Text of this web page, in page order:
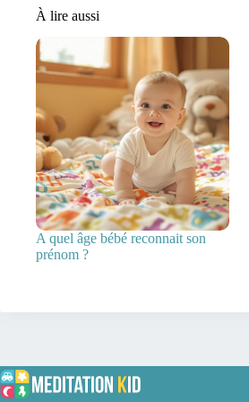
À lire aussi
A quel âge bébé reconnait son
prénom ?